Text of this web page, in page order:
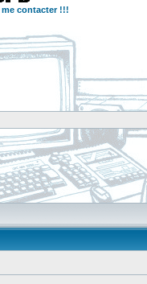
me contacter !!!